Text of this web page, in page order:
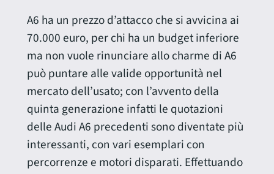
A6 ha un prezzo d’attacco che si avvicina ai
70.000 euro, per chi ha un budget inferiore
ma non vuole rinunciare allo charme di A6
può puntare alle valide opportunità nel
mercato dell’usato; con l’avvento della
quinta generazione infatti le quotazioni
delle Audi A6 precedenti sono diventate più
interessanti, con vari esemplari con
percorrenze e motori disparati. Effettuando